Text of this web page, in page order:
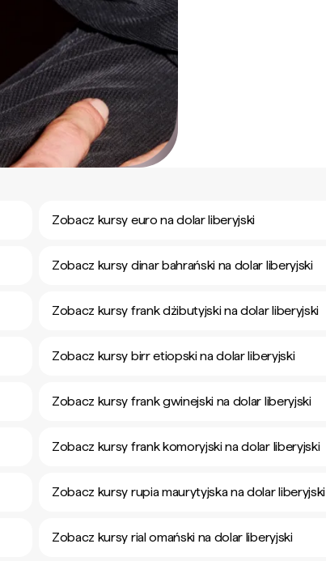
Zobacz kursy euro na dolar liberyjski
Zobacz kursy dinar bahrański na dolar liberyjski
Zobacz kursy frank dżibutyjski na dolar liberyjski
Zobacz kursy birr etiopski na dolar liberyjski
Zobacz kursy frank gwinejski na dolar liberyjski
Zobacz kursy frank komoryjski na dolar liberyjski
Zobacz kursy rupia maurytyjska na dolar liberyjski
Zobacz kursy rial omański na dolar liberyjski